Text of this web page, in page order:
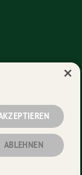
vorbehalten.
ABLEHNEN
×